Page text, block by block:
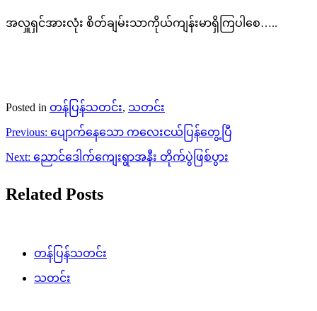
အလှူရှင်အားလုံး စိတ်ချမ်းသာကိုယ်ကျန်းမာရှိကြပါစေ…..
Posted in တန်ပြန်သတင်း, သတင်း
Post
navigation
Previous: ပျောက်နေသော ကလေးငယ်ပြန်တွေ့ပြီ
Next: ညောင်ဒေါက်ကျေးရွာအနီး တိုက်ပွဲဖြစ်ပွား
Related Posts
တန်ပြန်သတင်း
သတင်း